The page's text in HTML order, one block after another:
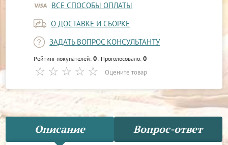
ВСЕ СПОСОБЫ ОПЛАТЫ
О ДОСТАВКЕ И СБОРКЕ
ЗАДАТЬ ВОПРОС КОНСУЛЬТАНТУ
Рейтинг покупателей:0. Проголосовало:0
Оцените товар
Описание Вопрос-ответ